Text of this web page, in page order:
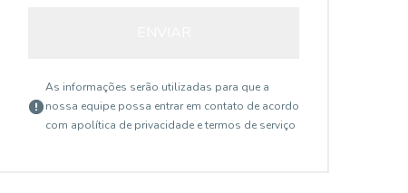
As informações serão utilizadas para que a
nossa equipe possa entrar em contato de acordo
com apolítica de privacidade e termos de serviço